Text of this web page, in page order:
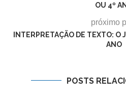
OU 4º
próximo
INTERPRETAÇÃO DE TEXTO: O
ANO
POSTS